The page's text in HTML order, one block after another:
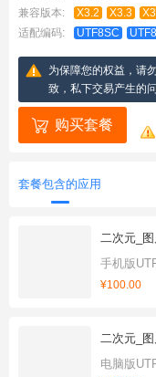
兼容版本:
X3.2 X3.3
适配编码:
UTF8SC
为保障您的权益，请
致，私下交易产生的
购买套餐
套餐包含的应用
二次元_
手机版
¥100.00
二次元_
电脑版